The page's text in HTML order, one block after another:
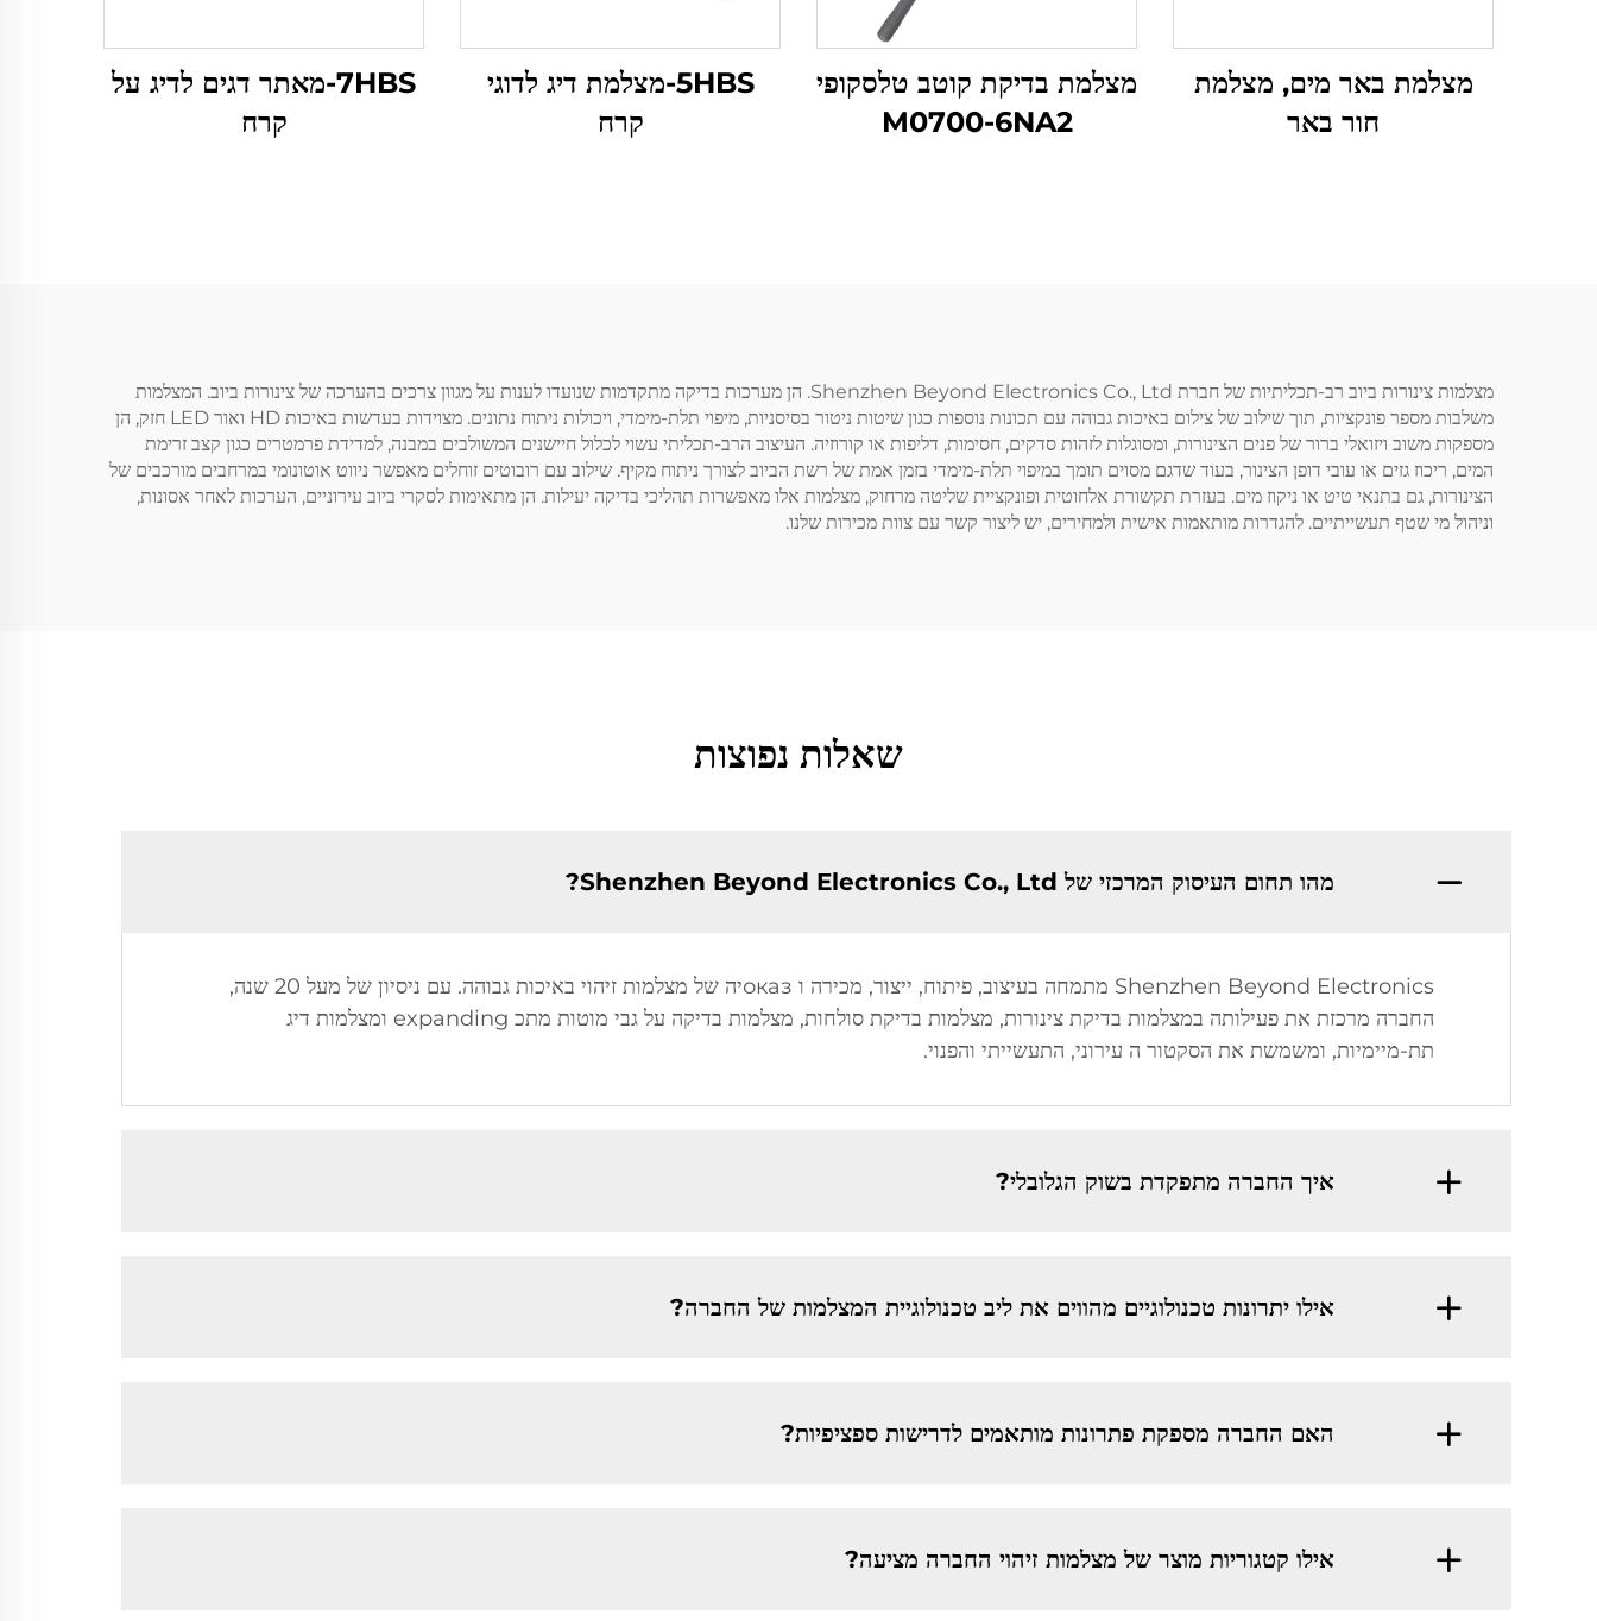
מצלמת באר מים, מצלמת
חור באר
מצלמת בדיקת קוטב טלסקופי
M0700-6NA2
5HBS-מצלמת דיג לדוגי
קרח
7HBS-מאתר דגים לדיג על
קרח
מצלמות צינורות ביוב רב-תכליתיות של חברת Shenzhen Beyond Electronics Co., Ltd. הן מערכות בדיקה מתקדמות שנועדו לענות על מגוון צרכים בהערכה של צינורות ביוב. המצלמות
משלבות מספר פונקציות, תוך שילוב של צילום באיכות גבוהה עם תכונות נוספות כגון שיטות ניטור בסיסניות, מיפוי תלת-מימדי, ויכולות ניתוח נתונים. מצוידות בעדשות באיכות HD ואור LED חזק, הן
מספקות משוב ויזואלי ברור של פנים הצינורות, ומסוגלות לזהות סדקים, חסימות, דליפות או קורוזיה. העיצוב הרב-תכליתי עשוי לכלול חיישנים המשולבים במבנה, למדידת פרמטרים כגון קצב זרימת
המים, ריכוז גזים או עובי דופן הצינור, בעוד שדגם מסוים תומך במיפוי תלת-מימדי בזמן אמת של רשת הביוב לצורך ניתוח מקיף. שילוב עם רובוטים זוחלים מאפשר ניווט אוטונומי במרחבים מורכבים של
הצינורות, גם בתנאי טיט או ניקוז מים. בעזרת תקשורת אלחוטית ופונקציית שליטה מרחוק, מצלמות אלו מאפשרות תהליכי בדיקה יעילות. הן מתאימות לסקרי ביוב עירוניים, הערכות לאחר אסונות,
וניהול מי שטף תעשייתיים. להגדרות מותאמות אישית ולמחירים, יש ליצור קשר עם צוות מכירות שלנו.
שאלות נפוצות
מהו תחום העיסוק המרכזי של Shenzhen Beyond Electronics Co., Ltd?
Shenzhen Beyond Electronics מתמחה בעיצוב, פיתוח, ייצור, מכירה ו оказיה של מצלמות זיהוי באיכות גבוהה. עם ניסיון של מעל 20 שנה,
החברה מרכזת את פעילותה במצלמות בדיקת צינורות, מצלמות בדיקת סולחות, מצלמות בדיקה על גבי מוטות מתכ expanding ומצלמות דיג
תת-מיימיות, ומשמשת את הסקטור ה עירוני, התעשייתי והפנוי.
איך החברה מתפקדת בשוק הגלובלי?
אילו יתרונות טכנולוגיים מהווים את ליב טכנולוגיית המצלמות של החברה?
האם החברה מספקת פתרונות מותאמים לדרישות ספציפיות?
אילו קטגוריות מוצר של מצלמות זיהוי החברה מציעה?